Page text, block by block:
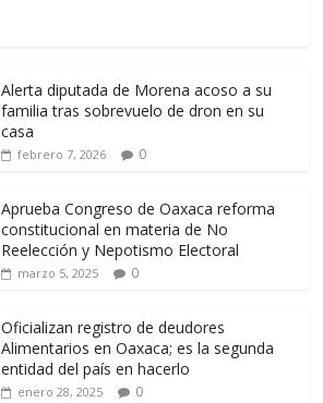
Alerta diputada de Morena acoso a su
familia tras sobrevuelo de dron en su
casa
febrero 7, 2026 0
Aprueba Congreso de Oaxaca reforma
constitucional en materia de No
Reelección y Nepotismo Electoral
marzo 5, 2025 0
Oficializan registro de deudores
Alimentarios en Oaxaca; es la segunda
entidad del país en hacerlo
enero 28, 2025 0